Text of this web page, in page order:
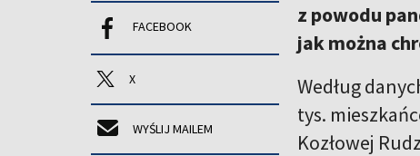
FACEBOOK
X
WYŚLIJ MAILEM
z powodu
jak można
Według
tys.
Kozłowej